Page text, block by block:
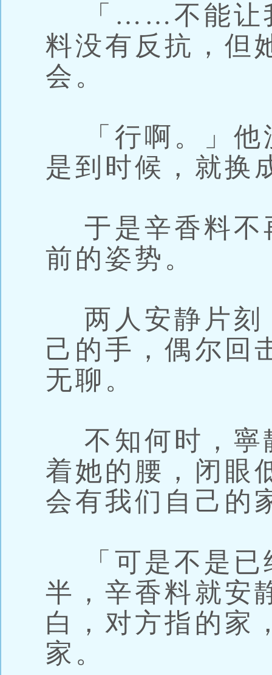
「……不能让
料没有反抗，但
会。
「行啊。」他
是到时候，就换
于是辛香料不
前的姿势。
两人安静片刻
己的手，偶尔回
无聊。
不知何时，寧
着她的腰，闭眼
会有我们自己的
「可是不是
半，辛香料就安
白，对方指的家
家。